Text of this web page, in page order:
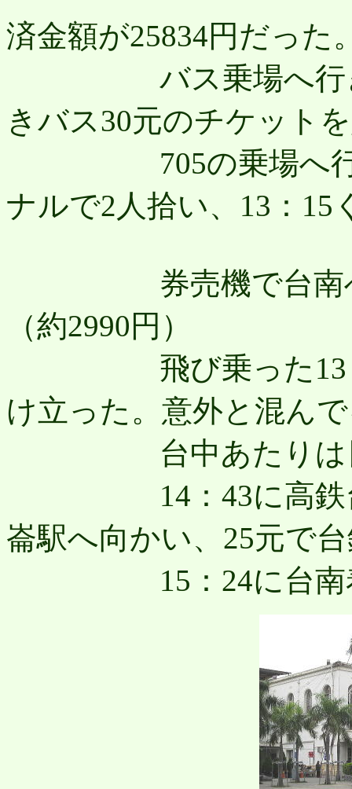
済金額が25834円だった
バス乗場へ行き、
きバス30元のチケット
705の乗場へ行く
ナルで2人拾い、13：
券売機で台南への
（約2990円）
飛び乗った13：21
け立った。意外と混ん
台中あたりは日
14：43に高鉄台南
崙駅へ向かい、25元で
15：24に台南着